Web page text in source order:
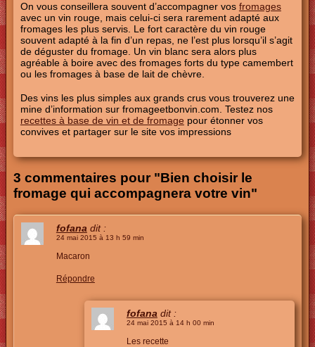
On vous conseillera souvent d’accompagner vos fromages
avec un vin rouge, mais celui-ci sera rarement adapté aux
fromages les plus servis. Le fort caractère du vin rouge
souvent adapté à la fin d’un repas, ne l’est plus lorsqu’il s’agit
de déguster du fromage. Un vin blanc sera alors plus
agréable à boire avec des fromages forts du type camembert
ou les fromages à base de lait de chèvre.
Des vins les plus simples aux grands crus vous trouverez une
mine d’information sur fromageetbonvin.com. Testez nos
recettes à base de vin et de fromage pour étonner vos
convives et partager sur le site vos impressions
3 commentaires pour "Bien choisir le
fromage qui accompagnera votre vin"
fofana dit :
24 mai 2015 à 13 h 59 min
Macaron
Répondre
fofana dit :
24 mai 2015 à 14 h 00 min
Les recette